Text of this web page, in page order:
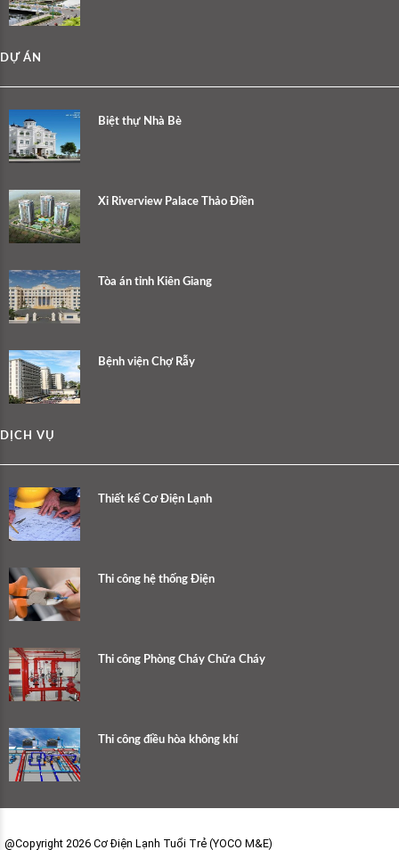
DỰ ÁN
Biệt thự Nhà Bè
Xi Riverview Palace Thảo Điền
Tòa án tỉnh Kiên Giang
Bệnh viện Chợ Rẫy
DỊCH VỤ
Thiết kế Cơ Điện Lạnh
Thi công hệ thống Điện
Thi công Phòng Cháy Chữa Cháy
Thi công điều hòa không khí
@Copyright 2026 Cơ Điện Lạnh Tuổi Trẻ (YOCO M&E)